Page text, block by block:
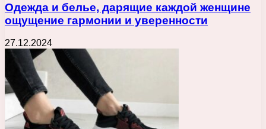
Одежда и белье, дарящие каждой женщине
ощущение гармонии и уверенности
27.12.2024